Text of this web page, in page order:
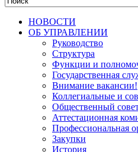
НОВОСТИ
ОБ УПРАВЛЕНИИ
Руководство
Структура
Функции и
Государственная
Внимание вакансии!
Коллегиальные и
Общественный
Аттестационная
Профессиональная
Закупки
История